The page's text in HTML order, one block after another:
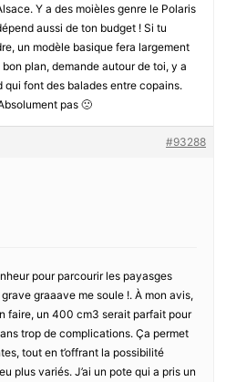
Y a des moièles genre le Polaris
aussi de ton budget ! Si tu
un modèle basique fera largement
plan, demande autour de toi, y a
font des balades entre copains.
pas 🙁
#93288
pour parcourir les payasges
graaave me soule !. À mon avis,
faire, un 400 cm3 serait parfait pour
trop de complications. Ça permet
tout en t’offrant la possibilité
plus variés. J’ai un pote qui a pris un